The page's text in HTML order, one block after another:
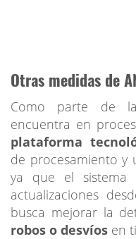
Otras medidas de
Como parte de
encuentra en
plataforma
de procesamiento y
ya que el sistema
actualizaciones
busca mejorar la
robos o desvíos en